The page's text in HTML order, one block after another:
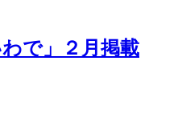
で」２月掲載